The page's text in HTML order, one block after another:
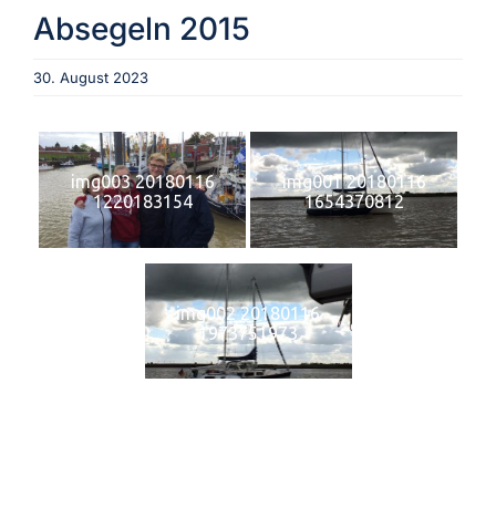
Verein
Termine
Absegeln 2015
30. August 2023
img003 20180116
1220183154
img001 20180116
1654370812
img002 20180116
1973751973